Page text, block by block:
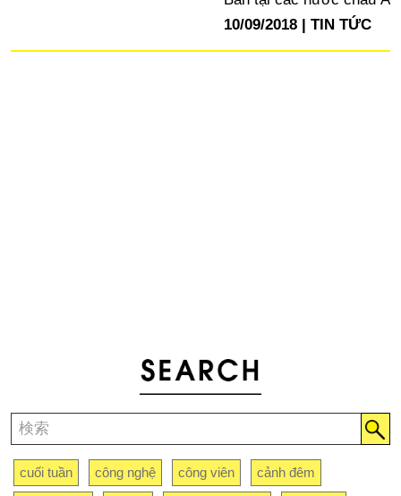
10/09/2018
TIN TỨC
cuối tuần công nghệ công viên cảnh đêm